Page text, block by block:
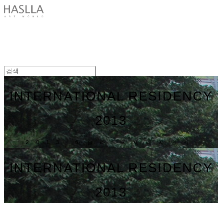
INTERNATIONAL RESIDENCY
2013
2013 하슬라 국제레지던시
INTERNATIONAL RESIDENCY
2013